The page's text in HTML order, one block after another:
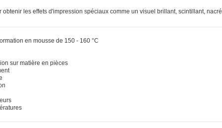
obtenir les effets d'impression spéciaux comme un visuel brillant, scintillant, nacré
en mousse de 150 - 160 °C
sur matière en pièces